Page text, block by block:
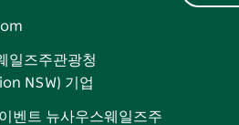
일즈주관광청
NSW) 기업
벤트 뉴사우스웨일즈주